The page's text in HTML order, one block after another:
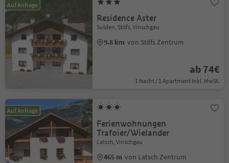
Auf Anfrage
Residence Aster
Sulden, Stilfs, Vinschgau
9.8 km von Stilfs Zentrum
ab 74€
1 Nacht / 1 Apartment Inkl. MwSt.
Auf Anfrage
Ferienwohnungen
Trafoier/Wielander
Latsch, Vinschgau
465 m von Latsch Zentrum